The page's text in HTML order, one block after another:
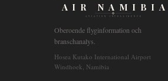
AIR NAMIBIA
AVIATION INTELLIGENCE
Oberoende flyginformation och
branschanalys.
Hosea Kutako International Airport
Windhoek, Namibia